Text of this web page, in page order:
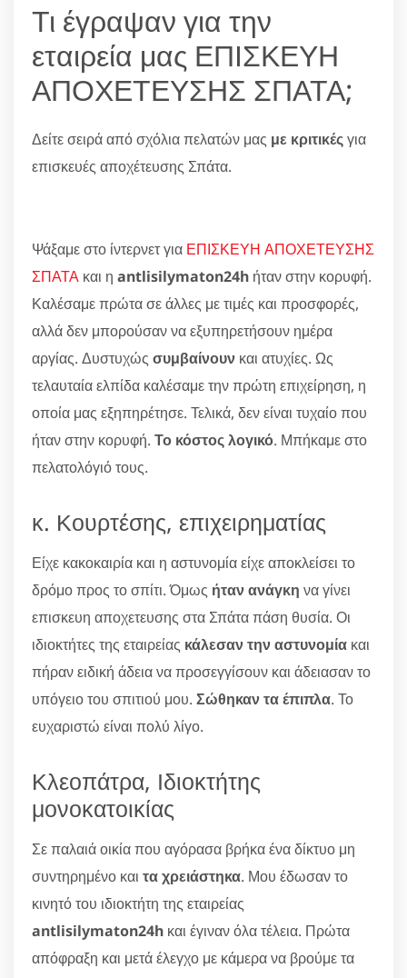
Τι έγραψαν για την
εταιρεία μας ΕΠΙΣΚΕΥΗ
ΑΠΟΧΕΤΕΥΣΗΣ ΣΠΑΤΑ;
Δείτε σειρά από σχόλια πελατών μας με κριτικέςγια
επισκευές αποχέτευσης Σπάτα.
Ψάξαμε στο ίντερνετ για ΕΠΙΣΚΕΥΗ ΑΠΟΧΕΤΕΥΣΗΣ
ΣΠΑΤΑ και η antlisilymaton24h ήταν στην κορυφή.
Καλέσαμε πρώτα σε άλλες με τιμές και προσφορές,
αλλά δεν μπορούσαν να εξυπηρετήσουν ημέρα
αργίας. Δυστυχώς συμβαίνουν και ατυχίες. Ως
τελαυταία ελπίδα καλέσαμε την πρώτη επιχείρηση, η
οποία μας εξηπηρέτησε. Τελικά, δεν είναι τυχαίο που
ήταν στην κορυφή. Το κόστος λογικό. Μπήκαμε στο
πελατολόγιό τους.
κ. Κουρτέσης, επιχειρηματίας
Είχε κακοκαιρία και η αστυνομία είχε αποκλείσει το
δρόμο προς το σπίτι. Όμως ήταν ανάγκη να γίνει
επισκευη αποχετευσης στα Σπάτα πάση θυσία. Οι
ιδιοκτήτες της εταιρείας κάλεσαν την αστυνομία και
πήραν ειδική άδεια να προσεγγίσουν και άδειασαν το
υπόγειο του σπιτιού μου. Σώθηκαν τα έπιπλα. Το
ευχαριστώ είναι πολύ λίγο.
Κλεοπάτρα, Ιδιοκτήτης
μονοκατοικίας
Σε παλαιά οικία που αγόρασα βρήκα ένα δίκτυο μη
συντηρημένο και τα χρειάστηκα. Μου έδωσαν το
κινητό του ιδιοκτήτη της εταιρείας
antlisilymaton24h και έγιναν όλα τέλεια. Πρώτα
απόφραξη και μετά έλεγχο με κάμερα να βρούμε τα